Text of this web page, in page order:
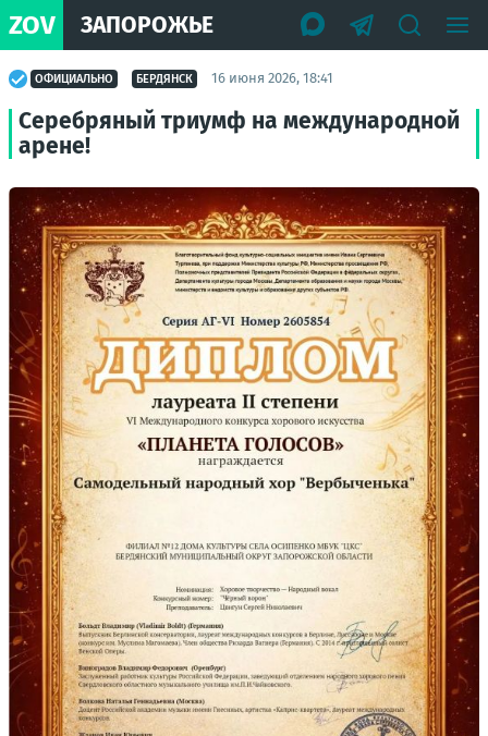
ZOV ЗАПОРОЖЬЕ
ОФИЦИАЛЬНО БЕРДЯНСК 16 июня 2026, 18:41
Серебряный триумф на международной
арене!